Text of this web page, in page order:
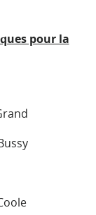
pour la